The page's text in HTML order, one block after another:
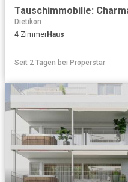
Dietikon
4 ZimmerHaus
Seit 2 Tagen bei Properstar